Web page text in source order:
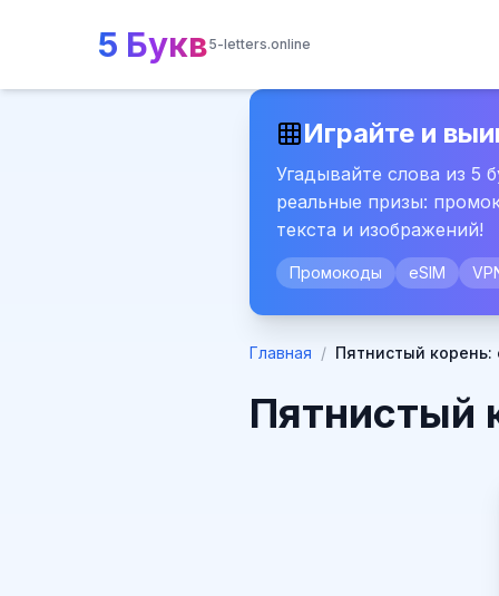
5 Букв5-letters.online
Играйте и
Угадывайте слова из 5
реальные призы:
текста и изображений!
Промокоды eSIM
Главная / Пятнистый корень:
Пятнистый